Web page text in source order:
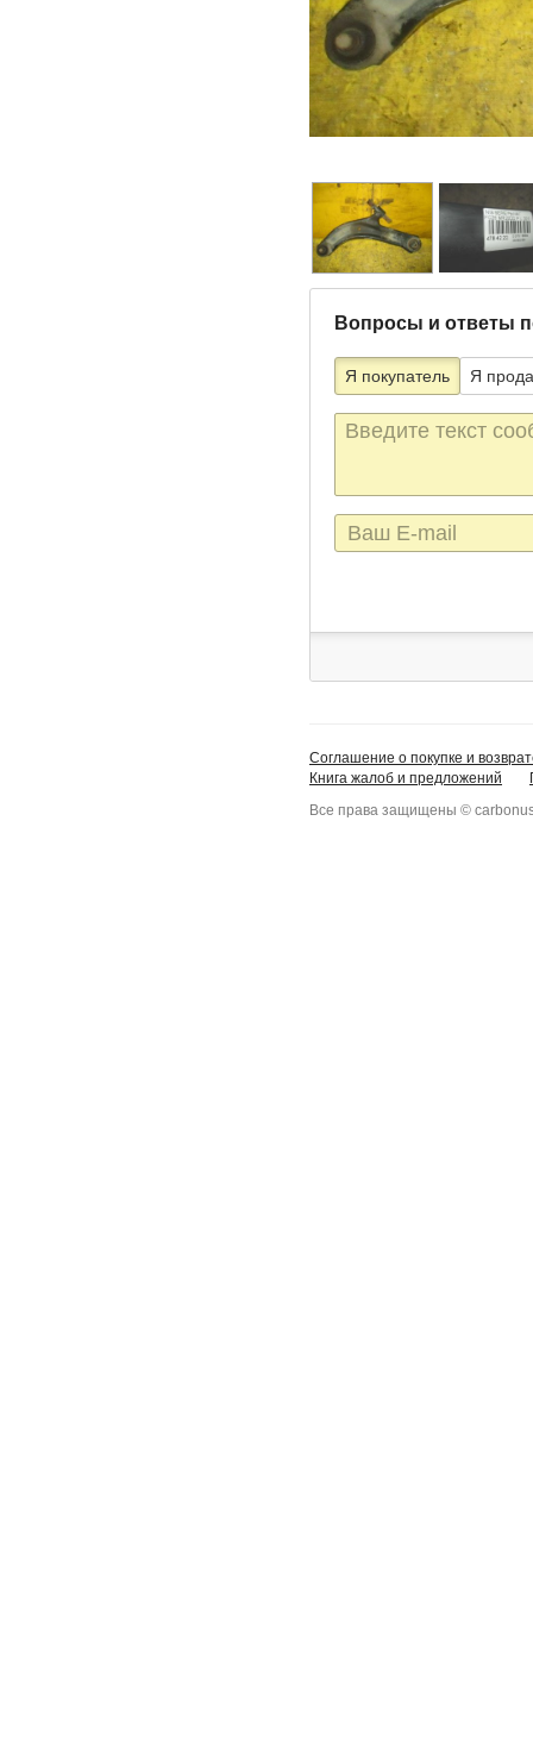
Вопросы и ответы
Я покупатель Я
Текст
сообщения
E-
mail
Соглашение о покупке и
Книга жалоб и предложений
Все права защищены ©